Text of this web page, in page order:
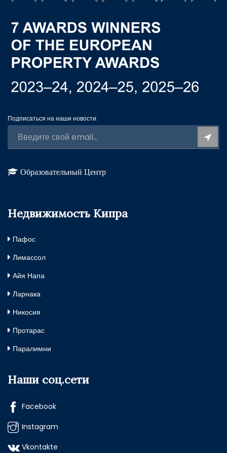
Подписаться на наши новости:
Образовательный Центр
Недвижимость Кипра
Пафос
Лимассол
Айя Напа
Ларнака
Никосия
Протарас
Паралимни
Наши соц.сети
Facebook
Instagram
Vkontakte